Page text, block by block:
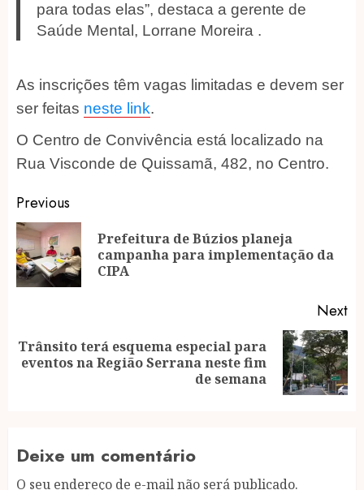
para todas elas”, destaca a gerente de
Saúde Mental, Lorrane Moreira .
As inscrições têm vagas limitadas e devem ser
ser feitas neste link.
O Centro de Convivência está localizado na
Rua Visconde de Quissamã, 482, no Centro.
Post
navigation
Previous
Prefeitura de Búzios planeja
campanha para implementação da
CIPA
Next
Next
Trânsito terá esquema especial para
eventos na Região Serrana neste fim
de semana
Deixe um comentário
O seu endereço de e-mail não será publicado.